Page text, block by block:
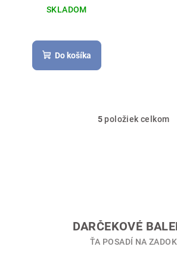
SKLADOM
Do košíka
O
i
e
p
5položiek celkom
DARČEKOVÉ
ŤA POSADÍ NA ZADOK